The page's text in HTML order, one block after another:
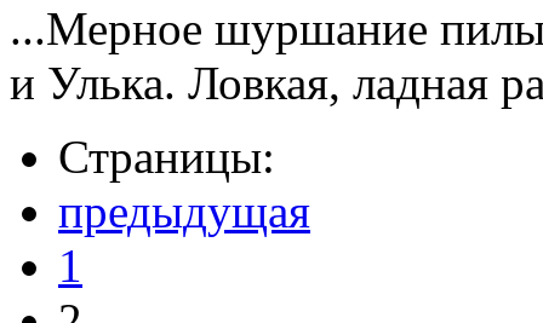
...Мерное шуршание
и Улька. Ловкая, ладная
Страницы:
предыдущая
1